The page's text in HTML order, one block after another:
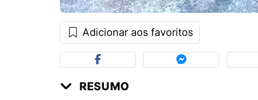
Adicionar aos favoritos
RESUMO